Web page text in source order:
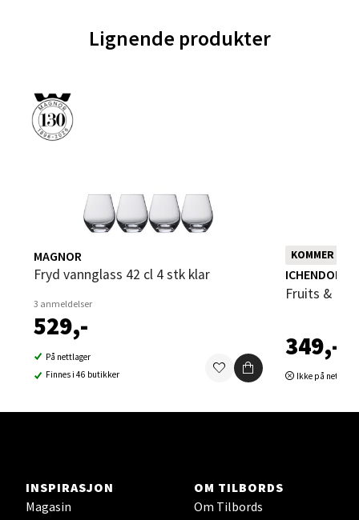
Lignende produkter
MAGNOR
Fryd vannglass 42 cl 4 stk klar
3 anmeldelser
529,-
På nettlager
Finnes i 46 butikker
KOMMER
ICHENDORF
Fruits &
349,-
Ikke på
INSPIRASJON
Magasin
OM TILBORDS
Om Tilbords
Trondheim - Sirkus Shopping
Åpent i dag 09-21
0 i butikk
Velg
Ski - Thon Senter Ski
Ski Storsenter, Jernbanesvingen 6, 1400 Ski